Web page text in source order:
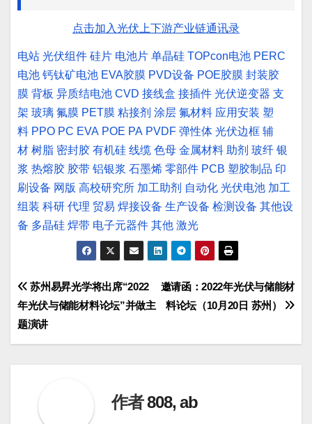
点击加入光伏上下游产业链通讯录
电站 光伏组件 硅片 电池片 单晶硅 TOPcon电池 PERC
电池 钙钛矿电池 EVA胶膜 PVD设备 POE胶膜 封装胶
膜 背板 异质结电池 CVD 接线盒 接插件 光伏逆变器 支
架 玻璃 氟膜 PET膜 粘接剂 涂层 氟材料 应用安装 塑
料 PPO PC EVA POE PA PVDF 弹性体 光伏边框 辅
材 树脂 密封胶 有机硅 线缆 色母 金属材料 助剂 玻纤 银
浆 热熔胶 胶带 铝银浆 石墨烯 零部件 PCB 塑胶制品 印
刷设备 网版 高校研究所 加工助剂 自动化 光伏电池 加工
组装 科研 代理 贸易 焊接设备 生产设备 检测设备 其他设
备 多晶硅 焊带 电子元器件 其他 激光
文
章
导
邀请函：2022年光伏与储能材
料论坛（10月20日 苏州）
苏州易昇光学将出席“2022
年光伏与储能材料论坛”并做主
题演讲
作者808, ab